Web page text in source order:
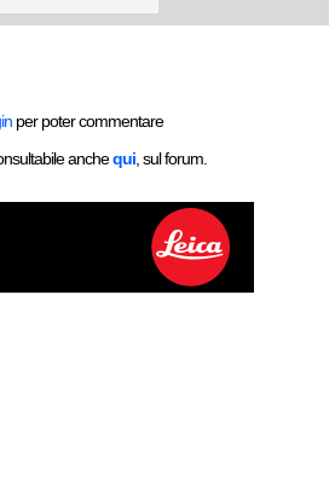
per poter commentare
anchequi , sul forum.